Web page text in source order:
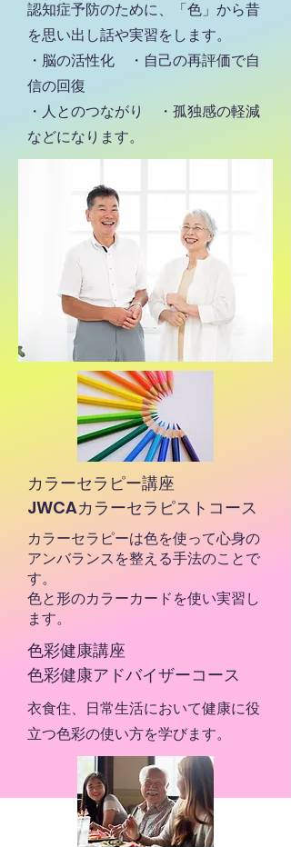
認知症予防のために、「色」から昔
を思い出し話や実習をします。
・脳の活性化 ・自己の再評価で自
信の回復
・人とのつながり ・孤独感の軽減
​などになります。
カラーセラピー講座
​JWCAカラーセラピストコース
カラーセラピーは色を使って心身の
アンバランスを整える手法のことで
す。
色と形のカラーカードを使い実習し
ます。
色彩健康講座
​色彩健康アドバイザーコース
衣食住、日常生活において健康に役
立つ色彩の使い方を学びます。